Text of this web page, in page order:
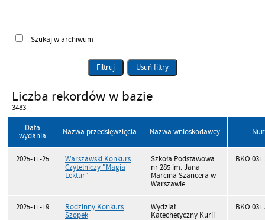
Szukaj w archiwum
Filtruj Usuń filtry
Liczba rekordów w bazie
3483
Data
wydania
Nazwa przedsięwzięcia Nazwa wnioskodawcy
2025-11-25
Warszawski Konkurs
Czytelniczy "Magia
Lektur"
Szkoła Podstawowa
nr 285 im. Jana
Marcina Szancera w
Warszawie
2025-11-19
Rodzinny Konkurs
Szopek
Wydział
Katechetyczny Kurii